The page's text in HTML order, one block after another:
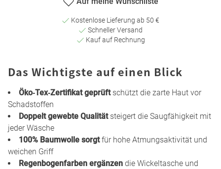
Kostenlose Lieferung ab 50 €
Schneller Versand
Kauf auf Rechnung
Das Wichtigste auf einen Blick
Öko‑Tex‑Zertifikat geprüftschützt die zarte Haut vor
Schadstoffen
Doppelt gewebte Qualitätsteigert die Saugfähigkeit mit
jeder Wäsche
100% Baumwolle sorgtfür hohe Atmungsaktivität und
weichen Griff
Regenbogenfarben ergänzen die Wickeltasche und